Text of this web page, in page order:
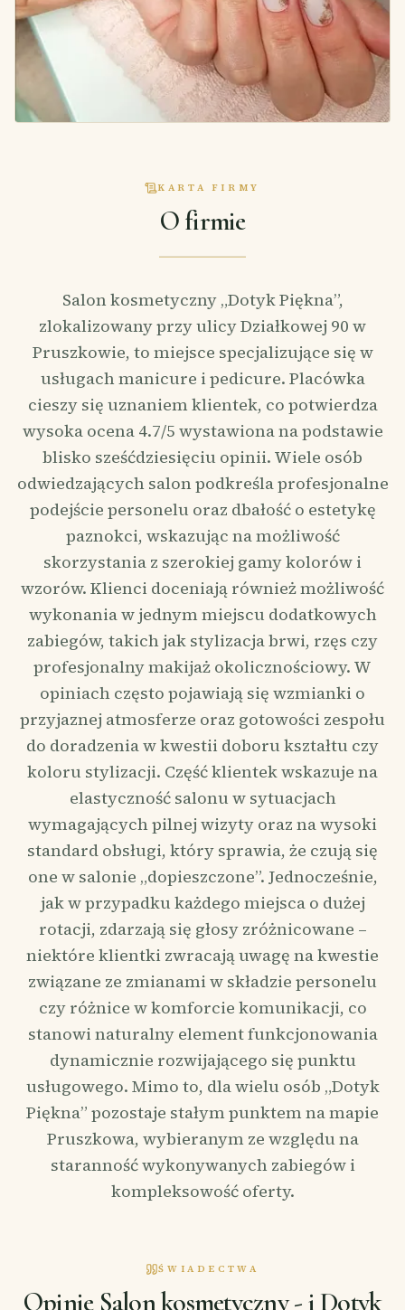
KARTA FIRMY
O firmie
Salon kosmetyczny „Dotyk Piękna”,
zlokalizowany przy ulicy Działkowej 90 w
Pruszkowie, to miejsce specjalizujące się w
usługach manicure i pedicure. Placówka
cieszy się uznaniem klientek, co potwierdza
wysoka ocena 4.7/5 wystawiona na podstawie
blisko sześćdziesięciu opinii. Wiele osób
odwiedzających salon podkreśla profesjonalne
podejście personelu oraz dbałość o estetykę
paznokci, wskazując na możliwość
skorzystania z szerokiej gamy kolorów i
wzorów. Klienci doceniają również możliwość
wykonania w jednym miejscu dodatkowych
zabiegów, takich jak stylizacja brwi, rzęs czy
profesjonalny makijaż okolicznościowy. W
opiniach często pojawiają się wzmianki o
przyjaznej atmosferze oraz gotowości zespołu
do doradzenia w kwestii doboru kształtu czy
koloru stylizacji. Część klientek wskazuje na
elastyczność salonu w sytuacjach
wymagających pilnej wizyty oraz na wysoki
standard obsługi, który sprawia, że czują się
one w salonie „dopieszczone”. Jednocześnie,
jak w przypadku każdego miejsca o dużej
rotacji, zdarzają się głosy zróżnicowane –
niektóre klientki zwracają uwagę na kwestie
związane ze zmianami w składzie personelu
czy różnice w komforcie komunikacji, co
stanowi naturalny element funkcjonowania
dynamicznie rozwijającego się punktu
usługowego. Mimo to, dla wielu osób „Dotyk
Piękna” pozostaje stałym punktem na mapie
Pruszkowa, wybieranym ze względu na
staranność wykonywanych zabiegów i
kompleksowość oferty.
ŚWIADECTWA
Opinie Salon kosmetyczny - i Dotyk